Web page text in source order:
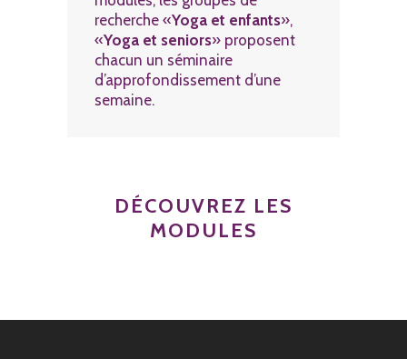
recherche «Yoga et enfants»,
«Yoga et seniors» proposent
chacun un séminaire
d’approfondissement d’une
semaine.
DÉCOUVREZ LES
MODULES